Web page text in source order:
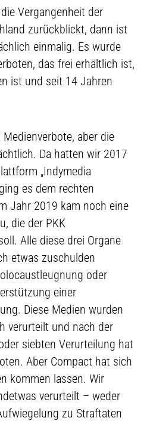
Vergangenheit der
zurückblickt, dann ist
einmalig. Es wurde
das frei erhältlich ist,
ist und seit 14 Jahren
aber die
Da hatten wir 2017
„Indymedia
es dem rechten
Jahr 2019 kam noch eine
die der PKK
Alle diese drei Organe
etwas zuschulden
oder
einer
Diese Medien wurden
verurteilt und nach der
siebten Verurteilung hat
Aber Compact hat sich
kommen lassen. Wir
verurteilt – weder
zu Straftaten